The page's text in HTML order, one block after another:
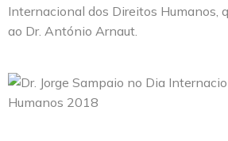
Internacional dos Direitos Humanos,
ao Dr. António Arnaut.